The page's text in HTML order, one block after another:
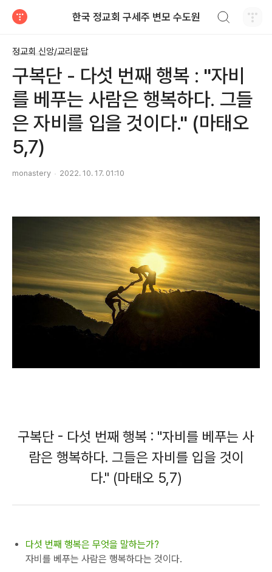
한국 정교회 구세주 변모 수도원
정교회 신앙/교리문답
구복단 - 다섯 번째 행복 : "자비
를 베푸는 사람은 행복하다. 그들
은 자비를 입을 것이다." (마태오
5,7)
monastery 2022. 10. 17. 01:10
구복단 - 다섯 번째 행복 : "자비를 베푸는 사
람은 행복하다. 그들은 자비를 입을 것이
다." (마태오 5,7)
다섯 번째 행복은 무엇을 말하는가?
자비를 베푸는 사람은 행복하다는 것이다.